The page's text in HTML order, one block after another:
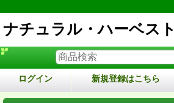
ナチュラル・ハーベスト
ログイン 新規登録はこちら